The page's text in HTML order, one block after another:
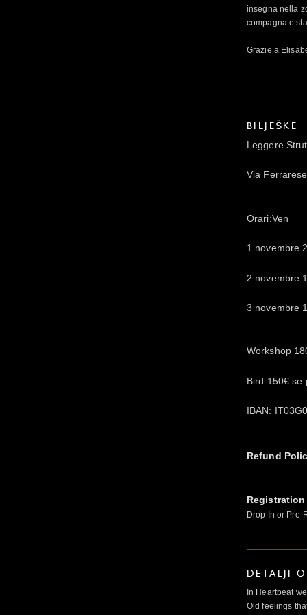
insegna nella
compagna e
Grazie a
BILJEŠKE
Leggere
Via
Orari:Ven
1 novembre
2 novembre
3 novembre
Workshop
Bird 150€ se
IBAN:
Refund
Drop In or Pre-
DETALJI
In Heartbeat
Old feelings